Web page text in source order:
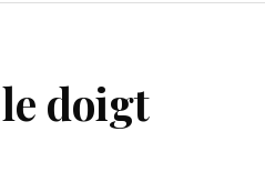
abonnements
doigt